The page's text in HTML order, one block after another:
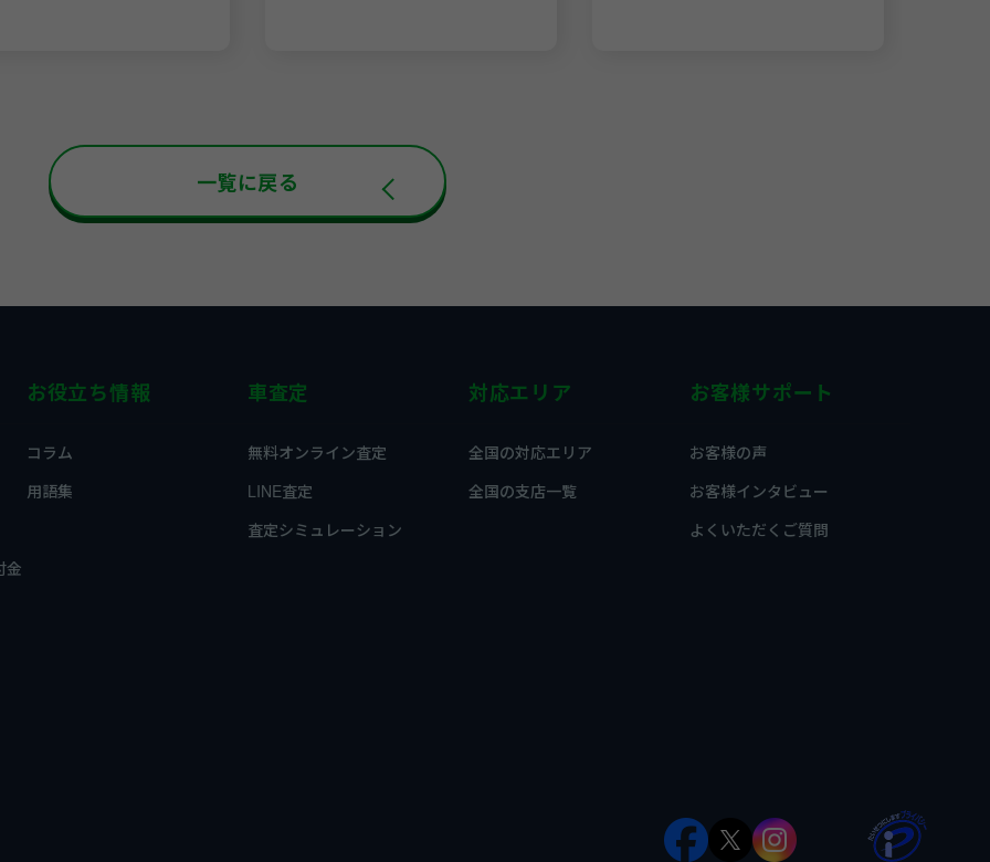
一覧に戻る
金
お役立ち情報
コラム
用語集
車査定
無料オンライン査定
LINE査定
査定シミュレーション
対応エリア
全国の対応エリア
全国の支店一覧
お客様サポート
お客様の声
お客様インタビュー
よくいただくご質問